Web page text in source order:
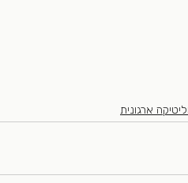
ארגונית